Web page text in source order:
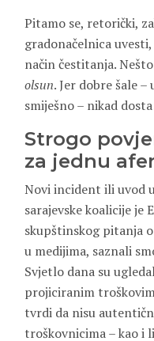
Pitamo se, retorički,
gradonačelnica
način čestitanja.
olsun. Jer dobre šale
smiješno – nikad
Strogo
za jednu
Novi incident ili uvod
sarajevske koalicije je
skupštinskog pitanja
u medijima, saznali
Svjetlo dana su
projiciranim
tvrdi da nisu
troškovnicima – kao i